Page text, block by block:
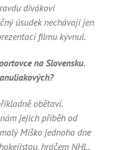
divákovi
úsudek nechávají jen
filmu kývnul.
na Slovensku.
obětaví.
jejich příběh od
Miško jednoho dne
hráčem NHL.